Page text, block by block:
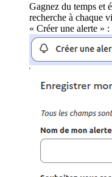
Gagnez du temps et
recherche à chaque
« Créer une alerte » :